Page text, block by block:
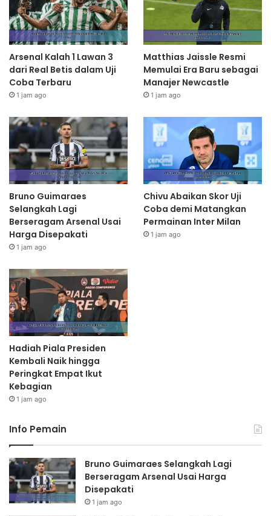
Arsenal Kalah 1 Lawan 3
dari Real Betis dalam Uji
Coba Terbaru
1 jam ago
Matthias Jaissle Resmi
Memulai Era Baru sebagai
Manajer Newcastle
1 jam ago
Bruno Guimaraes
Selangkah Lagi
Berseragam Arsenal Usai
Harga Disepakati
1 jam ago
Chivu Abaikan Skor Uji
Coba demi Matangkan
Permainan Inter Milan
1 jam ago
Hadiah Piala Presiden
Kembali Naik hingga
Peringkat Empat Ikut
Kebagian
1 jam ago
Info Pemain
Bruno Guimaraes Selangkah Lagi
Berseragam Arsenal Usai Harga
Disepakati
1 jam ago